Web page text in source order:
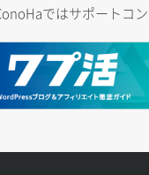
ではサポートコ